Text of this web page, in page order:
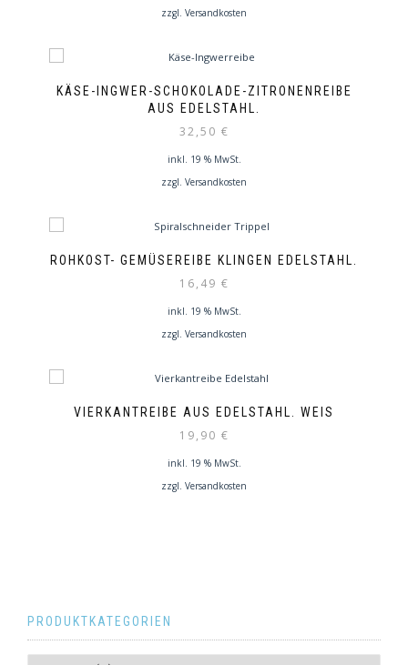
zzgl. Versandkosten
KÄSE-INGWER-SCHOKOLADE-ZITRONENREIBE
AUS EDELSTAHL.
32,50 €
inkl. 19 % MwSt.
zzgl. Versandkosten
ROHKOST- GEMÜSEREIBE KLINGEN EDELSTAHL.
16,49 €
inkl. 19 % MwSt.
zzgl. Versandkosten
VIERKANTREIBE AUS EDELSTAHL. WEIS
19,90 €
inkl. 19 % MwSt.
zzgl. Versandkosten
PRODUKTKATEGORIEN